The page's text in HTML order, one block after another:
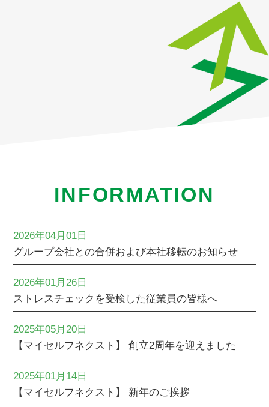
INFORMATION
2026年04月01日
グループ会社との合併および本社移転のお知らせ
2026年01月26日
ストレスチェックを受検した従業員の皆様へ
2025年05月20日
【マイセルフネクスト】 創立2周年を迎えました
2025年01月14日
【マイセルフネクスト】 新年のご挨拶